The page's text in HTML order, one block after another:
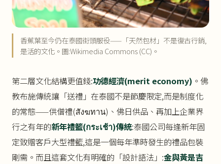
香蕉葉至今仍在泰國街頭服役——「天然包材」不是復古行銷,
是活的文化。圖:Wikimedia Commons (CC)。
第二層文化結構更值錢:功德經濟(merit economy) 。佛
教布施傳統讓「送禮」在泰國不是節慶限定,而是制度化
的常態——供僧禮(สังฆทาน)、佛日供品、再加上企業界
行之有年的新年禮籃(กระเช้า)傳統:泰國公司每逢新年固
定致贈客戶大型禮籃,這是一個每年準時發生的禮品包裝
剛需。而且這套文化有明確的「設計語法」:金與黃是吉